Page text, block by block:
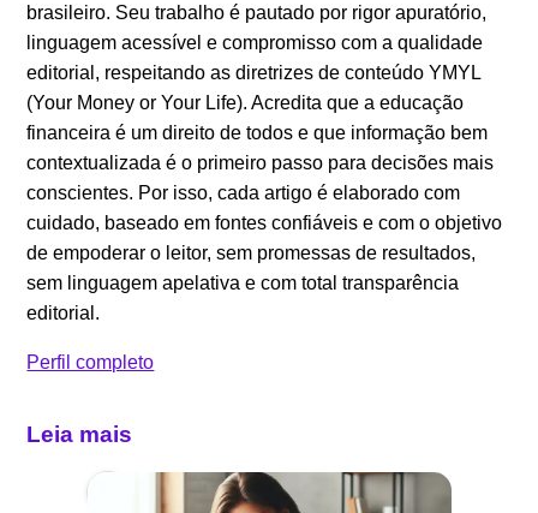
brasileiro. Seu trabalho é pautado por rigor apuratório,
linguagem acessível e compromisso com a qualidade
editorial, respeitando as diretrizes de conteúdo YMYL
(Your Money or Your Life). Acredita que a educação
financeira é um direito de todos e que informação bem
contextualizada é o primeiro passo para decisões mais
conscientes. Por isso, cada artigo é elaborado com
cuidado, baseado em fontes confiáveis e com o objetivo
de empoderar o leitor, sem promessas de resultados,
sem linguagem apelativa e com total transparência
editorial.
Perfil completo
Leia mais